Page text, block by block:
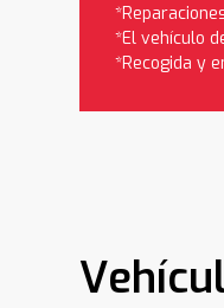
*El vehículo
*Recogida y